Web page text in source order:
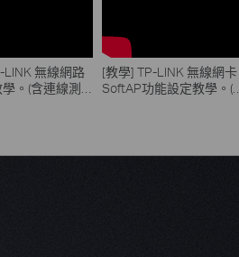
LINK 無線網路
。(含連線測
[教學] TP-LINK 無線網卡
SoftAP功能設定教學。(含